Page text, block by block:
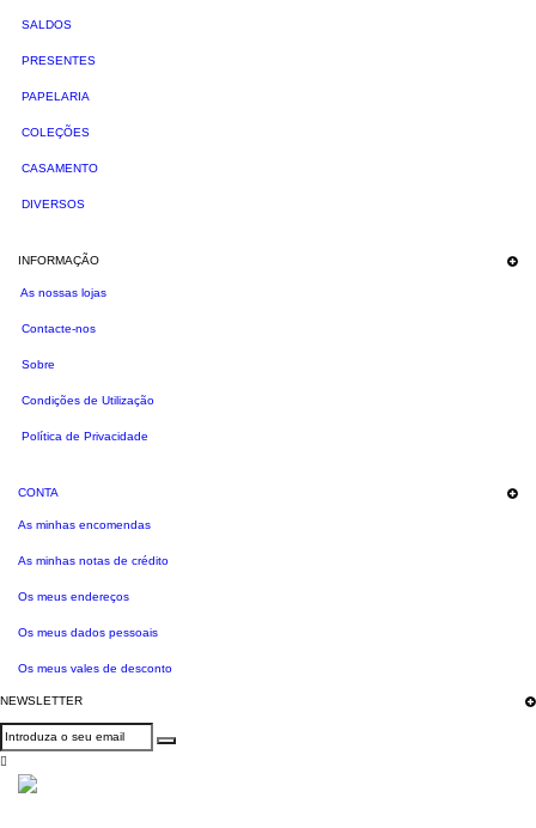
SALDOS
PRESENTES
PAPELARIA
COLEÇÕES
CASAMENTO
DIVERSOS
INFORMAÇÃO
As nossas lojas
Contacte-nos
Sobre
Condições de Utilização
Política de Privacidade
CONTA
As minhas encomendas
As minhas notas de crédito
Os meus endereços
Os meus dados pessoais
Os meus vales de desconto
NEWSLETTER
